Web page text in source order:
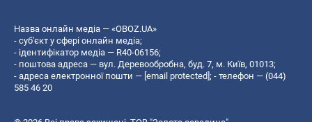
Назва онлайн медіа — «OBOZ.UA»
- суб'єкт у сфері онлайн медіа;
- ідентифікатор медіа — R40-06156;
- поштова адреса — вул. Деревообробна, буд. 7, м. Київ, 01013;
- адреса електронної пошти — [email protected]; - телефон — (044)
585 46 20